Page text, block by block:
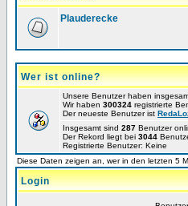
Plauderecke
Wer ist online?
Unsere Benutzer haben
Wir haben 300324 registrierte
Der neueste Benutzer ist
Insgesamt sind 287 Benutzer
Der Rekord liegt bei 3044
Registrierte Benutzer: Keine
Diese Daten zeigen an, wer in den letzten 5
Login